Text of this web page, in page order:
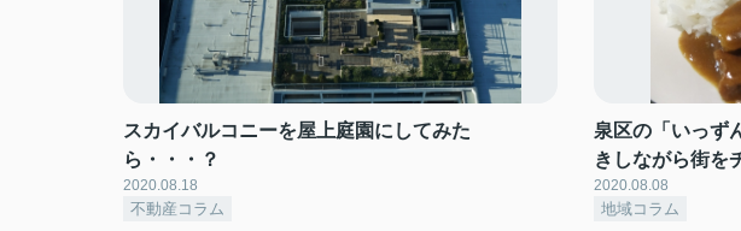
スカイバルコニーを屋上庭園にしてみた
ら・・・？
2020.08.18
不動産コラム
泉区の「いっず
きしながら街を
2020.08.08
地域コラム